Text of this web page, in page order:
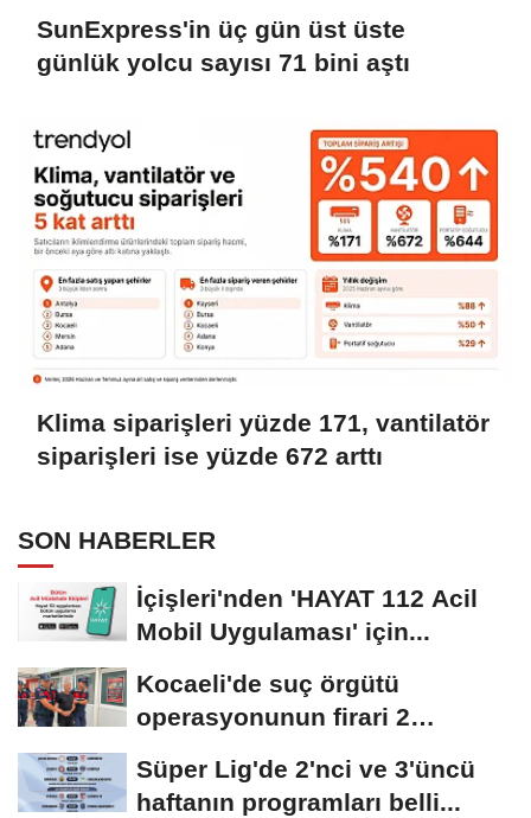
SunExpress'in üç gün üst üste
günlük yolcu sayısı 71 bini aştı
Klima siparişleri yüzde 171, vantilatör
siparişleri ise yüzde 672 arttı
SON HABERLER
İçişleri'nden 'HAYAT 112 Acil
Mobil Uygulaması' için...
Kocaeli'de suç örgütü
operasyonunun firari 2
Süper Lig'de 2'nci ve 3'üncü
haftanın programları belli...